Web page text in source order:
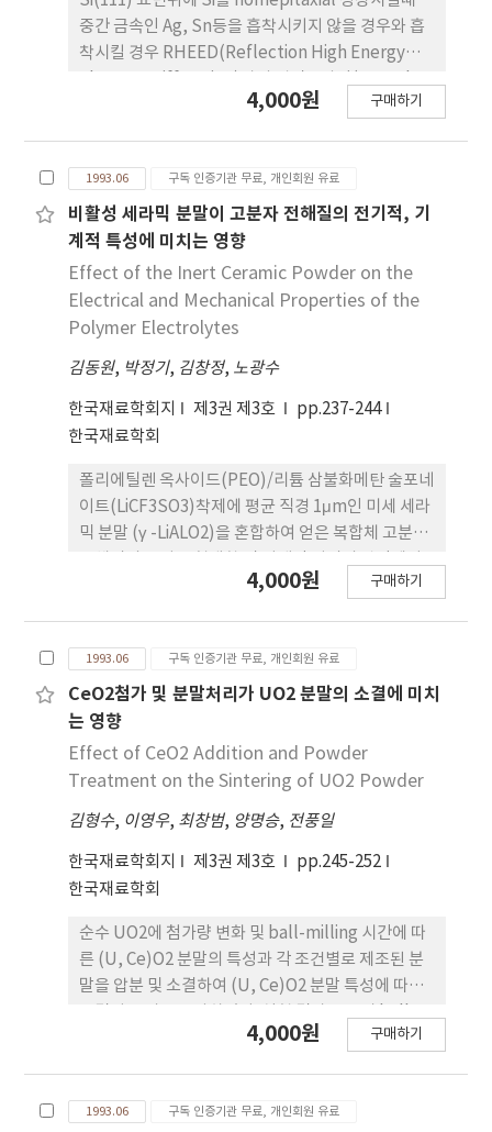
중간 금속인 Ag, Sn등을 흡착시키지 않을 경우와 흡
착시킬 경우 RHEED(Reflection High Energy
spot)강도의 주기적 변화를 관찰함으로써 두 경우의
Si(111) 7×7 구조의 Stacking Fault층을 먼저 채
우고난 후 정상적인 충상성장을 하기 때문에 성장초
기에는 불규칙적인 진동을 나타내다가 약 6ML정도
부터 주기적인 진동으로 바뀜이 관찰되었다. 그러나,
중간금속인 Ag, Sn을 Si(111)위에 1ML흡착시키면
Ag의 경우 300~600˚C, Sn의 경우 190~860˚C의 시
료온도에서 표면구조가 √3×√3구조로 바뀜이
RHEED상으로 관찰되었다. 그리고 난 후에 Si을 흡착
시킬 경우 RHEED 상의 경면반사점 강도는 초기부터
주기적일 변화를 가짐이 관찰되었으며√3×√3구조
는 변함이 없었다. 또한 보다 낮은 시료 온도에서 많은
진동이 관찰되었다. 이는 중간금속이 성장표면쪽으로
편석하면서 흡착원자 Si의 표면확산에 대한 활성호
에너지를 감소시켜 주기 때문이라 생각된다.
4,000원 구매하기
1993.06 구독 인증기관 무료, 개인회원 유료
비활성 세라믹 분말이 고분자 전해질의 전기적, 기
계적 특성에 미치는 영향
Effect of the Inert Ceramic Powder on the
Electrical and Mechanical Properties of the
Polymer Electrolytes
김동원, 박정기, 김창정, 노광수
한국재료학회지 제3권 제3호
pp.237-244
한국재료학회
폴리에틸렌 옥사이드(PEO)/리튬 삼불화메탄 술포네
이트(LiCF3SO3)착제에 평균 직경 1μm인 미세 세라
믹 분말 (γ -LiALO2)을 혼합하여 얻은 복합체 고분자
고찰하였다. 균일하게 분산된 세라믹 분말을 상온에
특성이 변하였다. 본 연구에서 조사된 복합체 고분자
전해질의 경우, 상온에서 최대 이온 전도도를 나타내
는 LiAlO2의 최적 함량은 약 20%인 것으로 나타났다.
4,000원 구매하기
1993.06 구독 인증기관 무료, 개인회원 유료
CeO2첨가 및 분말처리가 UO2 분말의 소결에 미치
는 영향
Effect of CeO2 Addition and Powder
Treatment on the Sintering of UO2 Powder
김형수, 이영우, 최창범, 양명승, 전풍일
한국재료학회지 제3권 제3호
pp.245-252
한국재료학회
순수 UO2에 첨가량 변화 및 ball-milling 시간에 따
른 (U, Ce)O2 분말의 특성과 각 조건별로 제조된 분
말을 압분 및 소결하여 (U, Ce)O2 분말 특성에 따른
milling시간이 길어짐에 따라 입자들은 미세화되고,
인하였다. 10wt%,CeO2 가 첨가된 (U, Ce)O2 분말
4,000원 구매하기
1993.06 구독 인증기관 무료, 개인회원 유료